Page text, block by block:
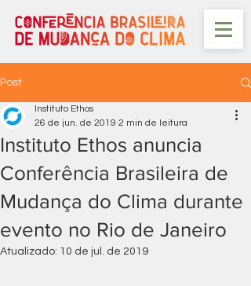
Post
Instituto Ethos anuncia
Conferência Brasileira de
Mudança do Clima durante
evento no Rio de Janeiro
Instituto Ethos
26 de jun. de 2019 2 min de leitura
Atualizado: 10 de jul. de 2019